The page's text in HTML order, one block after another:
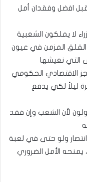
افضل وفقدان أمل
لا يملكون الشعبية
القلق المزمن في عيون
التي نعيشها
الاقتصادي الحكومي
ليلاً لكي يدفع
لأن الشعب وإن فقد
ولو حتى في لعبة
الأمل الضروري